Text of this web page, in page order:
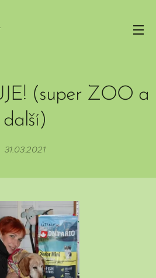
(super ZOO a
další)
31.03.2021